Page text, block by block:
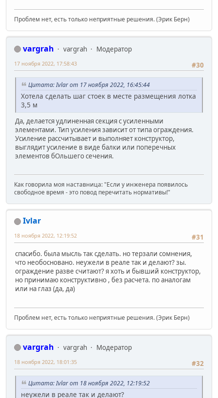
Проблем нет, есть только неприятные решения. (Эрик Берн)
vargrah vargrah
Модератор
#30
17 ноября 2022, 17:58:43
Цитата: Ivlar от 17 ноября 2022, 16:45:44
Хотела сделать шаг стоек в месте размещения лотка
3,5 м
Да, делается удлиненная секция с усиленными
элементами. Тип усиления зависит от типа ограждения.
Усиление рассчитывает и выполняет конструктор,
выглядит усиление в виде балки или поперечных
элементов бОльшего сечения.
Как говорила моя наставница: "Если у инженера появилось
свободное время - это повод перечитать нормативы!"
Ivlar
#31
18 ноября 2022, 12:19:52
спасибо. была мысль так сделать. но терзали сомнения,
что необосновано. неужели в реале так и делают? зы.
ограждение разве считают? я хоть и бывший конструктор,
но принимаю конструктивно , без расчета. по аналогам
или на глаз (да, да)
Проблем нет, есть только неприятные решения. (Эрик Берн)
vargrah vargrah
Модератор
#32
18 ноября 2022, 18:01:35
Цитата: Ivlar от 18 ноября 2022, 12:19:52
неужели в реале так и делают?